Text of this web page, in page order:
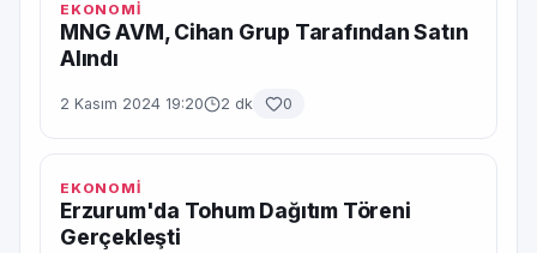
EKONOMİ
MNG AVM, Cihan Grup Tarafından Satın
Alındı
2 Kasım 2024 19:20 2 dk 0
EKONOMİ
Erzurum'da Tohum Dağıtım Töreni
Gerçekleşti